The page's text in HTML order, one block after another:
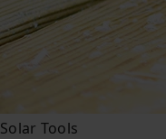
Solar Tools